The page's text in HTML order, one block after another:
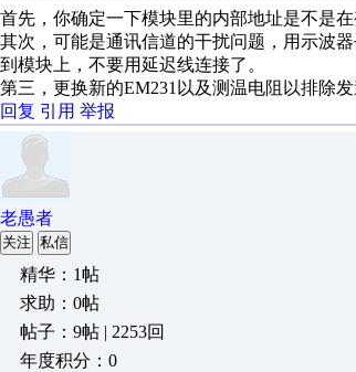
首先，你确定一下模块里的内部地址是不是
其次，可能是通讯信道的干扰问题，用示波
到模块上，不要用延迟线连接了。
第三，更换新的EM231以及测温电阻以排除发
回复 引用 举报
老愚者
关注 私信
精华：1帖
求助：0帖
帖子：9帖 | 2253回
年度积分：0